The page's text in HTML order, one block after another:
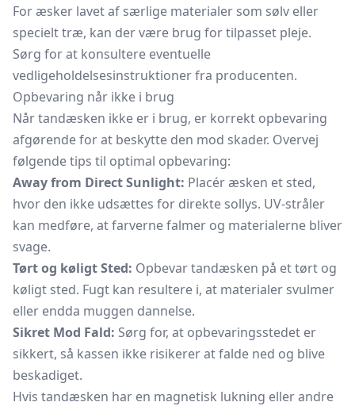
For æsker lavet af særlige materialer som sølv eller
specielt træ, kan der være brug for tilpasset pleje.
Sørg for at konsultere eventuelle
vedligeholdelsesinstruktioner fra producenten.
Opbevaring når ikke i brug
Når tandæsken ikke er i brug, er korrekt opbevaring
afgørende for at beskytte den mod skader. Overvej
følgende tips til optimal opbevaring:
Away from Direct Sunlight: Placér æsken et sted,
hvor den ikke udsættes for direkte sollys. UV-stråler
kan medføre, at farverne falmer og materialerne bliver
svage.
Tørt og køligt Sted: Opbevar tandæsken på et tørt og
køligt sted. Fugt kan resultere i, at materialer svulmer
eller endda muggen dannelse.
Sikret Mod Fald: Sørg for, at opbevaringsstedet er
sikkert, så kassen ikke risikerer at falde ned og blive
beskadiget.
Hvis tandæsken har en magnetisk lukning eller andre